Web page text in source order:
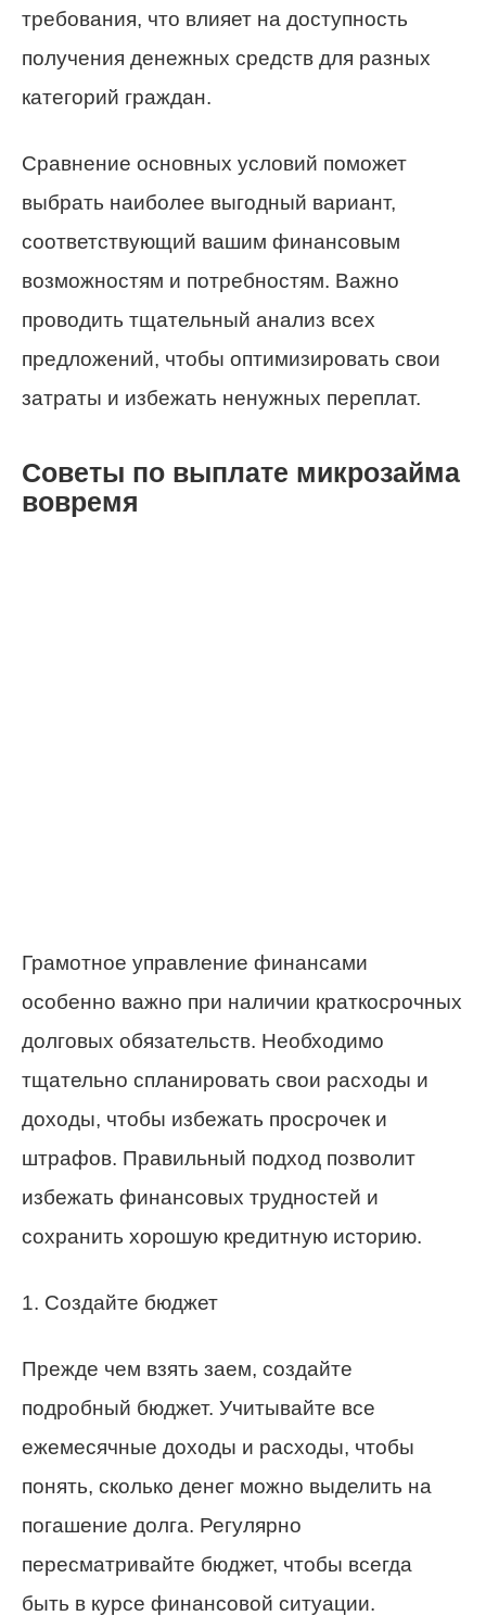
требования, что влияет на доступность
получения денежных средств для разных
категорий граждан.
Сравнение основных условий поможет
выбрать наиболее выгодный вариант,
соответствующий вашим финансовым
возможностям и потребностям. Важно
проводить тщательный анализ всех
предложений, чтобы оптимизировать свои
затраты и избежать ненужных переплат.
Советы по выплате микрозайма
вовремя
Грамотное управление финансами
особенно важно при наличии краткосрочных
долговых обязательств. Необходимо
тщательно спланировать свои расходы и
доходы, чтобы избежать просрочек и
штрафов. Правильный подход позволит
избежать финансовых трудностей и
сохранить хорошую кредитную историю.
1. Создайте бюджет
Прежде чем взять заем, создайте
подробный бюджет. Учитывайте все
ежемесячные доходы и расходы, чтобы
понять, сколько денег можно выделить на
погашение долга. Регулярно
пересматривайте бюджет, чтобы всегда
быть в курсе финансовой ситуации.